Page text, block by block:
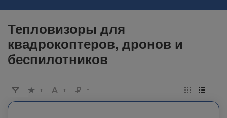
Тепловизоры для
квадрокоптеров, дронов и
беспилотников